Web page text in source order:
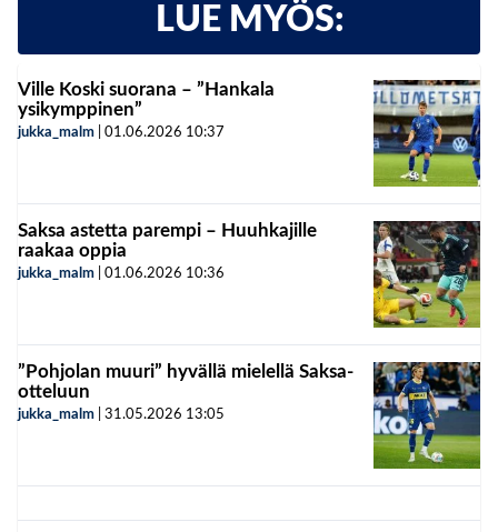
LUE MYÖS:
Ville Koski suorana – ”Hankala
ysikymppinen”
jukka_malm 01.06.2026 10:37
Saksa astetta parempi – Huuhkajille
raakaa oppia
jukka_malm 01.06.2026 10:36
”Pohjolan muuri” hyvällä mielellä Saksa-
otteluun
jukka_malm 31.05.2026 13:05